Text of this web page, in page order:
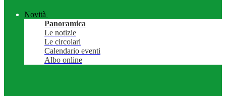
Novità
Panoramica
Le notizie
Le circolari
Calendario eventi
Albo online